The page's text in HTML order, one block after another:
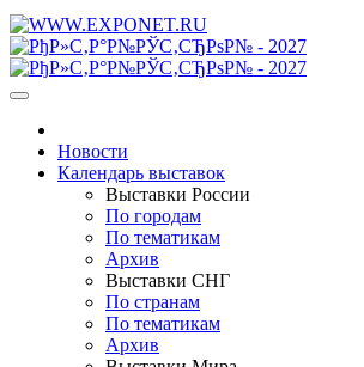
Новости
Календарь выставок
Выставки России
По городам
По тематикам
Архив
Выставки СНГ
По странам
По тематикам
Архив